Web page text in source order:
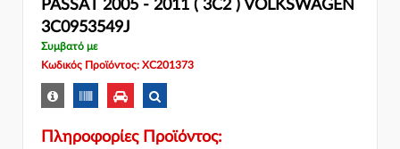
PASSAT 2005 - 2011 ( 3C2 ) VOLKSWAGEN
3C0953549J
Συμβατό με
Κωδικός Προϊόντος: XC201373
Πληροφορίες Προϊόντος: